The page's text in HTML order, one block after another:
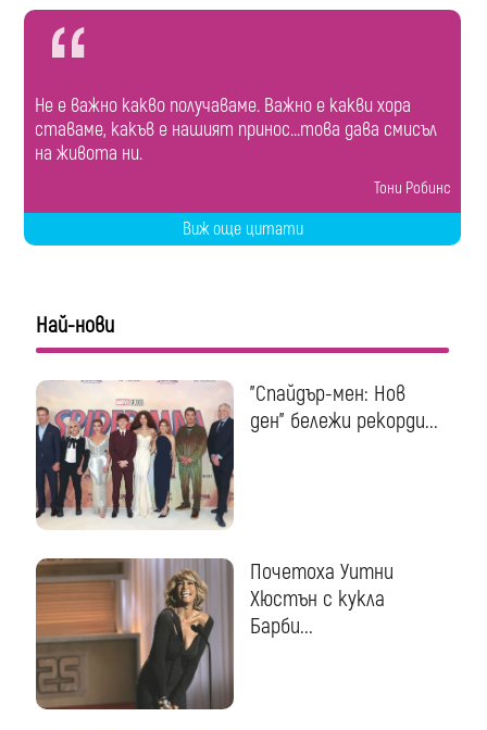
Не е важно какво получаваме. Важно е какви хора
ставаме, какъв е нашият принос...това дава смисъл
на живота ни.
Тони Робинс
Виж още цитати
Най-нови
"Спайдър-мен: Нов
ден" бележи рекорди...
Почетоха Уитни
Хюстън с кукла
Барби...